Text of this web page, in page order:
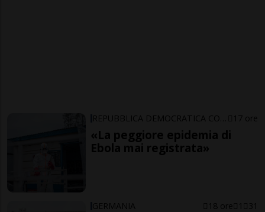
17 ore
«La peggiore epidemia di
Ebola mai registrata»
GERMANIA 18 ore 1 31